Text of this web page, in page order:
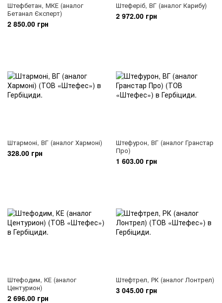
Штефбетан, МКЕ (аналог
Бетанал Єксперт)
2 850.00 грн
Штеферіб, ВГ (аналог Карибу)
2 972.00 грн
Штармоні, ВГ (аналог Хармоні)
328.00 грн
Штефурон, ВГ (аналог Гранстар
Про)
1 603.00 грн
Штефодим, КЕ (аналог
Центурион)
2 696.00 грн
Штефтрел, РК (аналог Лонтрел)
3 045.00 грн